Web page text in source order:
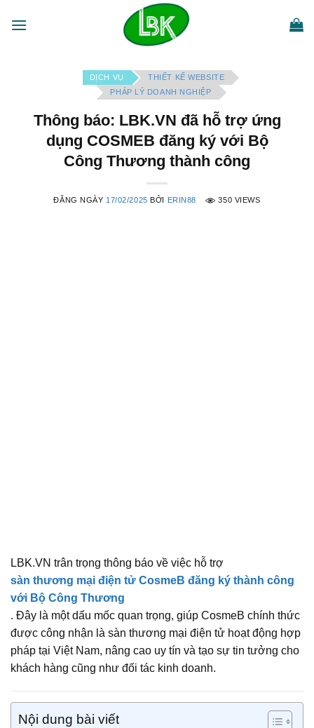
qua
DỊCH VỤ
THIẾT KẾ WEBSITE
PHÁP LÝ DOANH NGHIỆP
Thông báo: LBK.VN đã hỗ trợ ứng
dụng COSMEB đăng ký với Bộ
Công Thương thành công
ĐĂNG NGÀY 17/02/2025 BỞI ERIN88 350 VIEWS
LBK.VN trân trọng thông báo về việc hỗ trợ
sàn thương mại điện tử CosmeB đăng ký thành công
với Bộ Công Thương
. Đây là một dấu mốc quan trọng, giúp CosmeB chính thức
được công nhận là sàn thương mại điện tử hoạt động hợp
pháp tại Việt Nam, nâng cao uy tín và tạo sự tin tưởng cho
khách hàng cũng như đối tác kinh doanh.
Nội dung bài viết